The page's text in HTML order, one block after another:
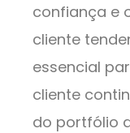
confiança e
cliente
essencial
cliente
do portfólio